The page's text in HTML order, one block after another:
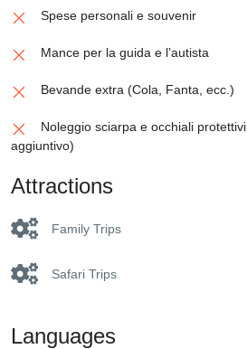
Spese personali e souvenir
Mance per la guida e l’autista
Bevande extra (Cola, Fanta, ecc.)
Noleggio sciarpa e occhiali
aggiuntivo)
Attractions
Family Trips
Safari Trips
Languages